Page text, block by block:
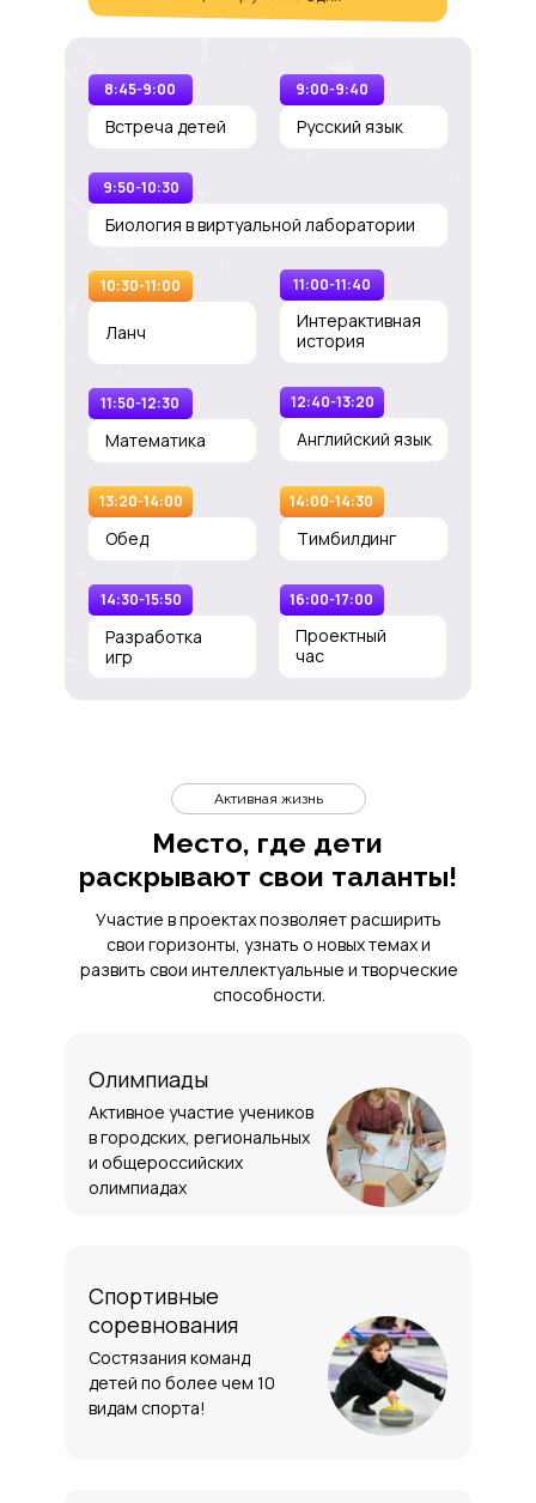
8:45-9:00
Встреча детей
9:00-9:40
Русский язык
9:50-10:30
Биология в виртуальной лаборатории
10:30-11:00
Ланч
11:00-11:40
Интерактивная
история
11:50-12:30
Математика
12:40-13:20
Английский язык
13:20-14:00
Обед
14:30-15:50
Разработка
игр
16:00-17:00
Проектный
час
14:00-14:30
Тимбилдинг
Место, где дети
раскрывают свои таланты!
Активная жизнь
Участие в проектах позволяет расширить
свои горизонты, узнать о новых темах и
развить свои интеллектуальные и творческие
способности.
Олимпиады
Активное участие учеников
в городских, региональных
и общероссийских
олимпиадах
Спортивные
соревнования
Состязания команд
детей по более чем 10
видам спорта!